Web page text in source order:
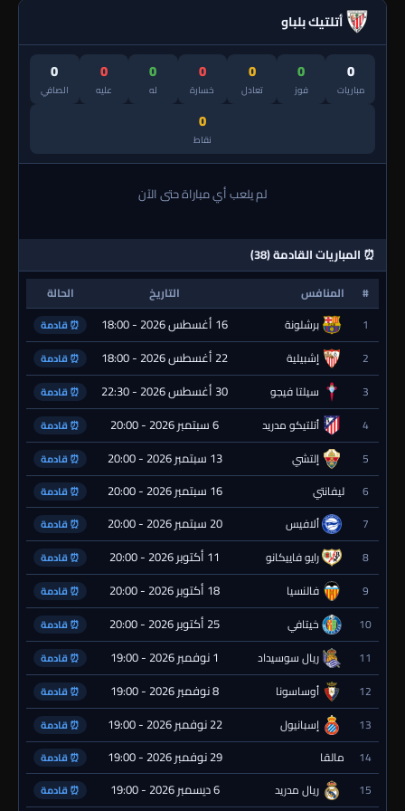
أتلتيك بلباو
0
مباريات
0
فوز
0
تعادل
0
خسارة
0
له
0
عليه
0
الصافي
0
نقاط
لم يلعب أي مباراة حتى الآن
⏰ المباريات القادمة (38)
# المنافس التاريخ
الحالة
1
برشلونة 16 أغسطس 2026 - 18:00 ⏰ قادمة
2 إشبيلية 22 أغسطس 2026 - 18:00 ⏰ قادمة
3 سيلتا فيجو 30 أغسطس 2026 - 22:30 ⏰ قادمة
4 أتلتيكو مدريد 6 سبتمبر 2026 - 20:00 ⏰ قادمة
5 إلتشي 13 سبتمبر 2026 - 20:00 ⏰ قادمة
6 ليفانتي 16 سبتمبر 2026 - 20:00 ⏰ قادمة
7 ألافيس 20 سبتمبر 2026 - 20:00 ⏰ قادمة
8 رايو فاييكانو 11 أكتوبر 2026 - 20:00 ⏰ قادمة
9 فالنسيا 18 أكتوبر 2026 - 20:00 ⏰ قادمة
10 خيتافي 25 أكتوبر 2026 - 20:00 ⏰ قادمة
11 ريال سوسيداد 1 نوفمبر 2026 - 19:00 ⏰ قادمة
12 أوساسونا 8 نوفمبر 2026 - 19:00 ⏰ قادمة
13 إسبانيول 22 نوفمبر 2026 - 19:00 ⏰ قادمة
14 مالقا 29 نوفمبر 2026 - 19:00 ⏰ قادمة
15 ريال مدريد 6 ديسمبر 2026 - 19:00 ⏰ قادمة